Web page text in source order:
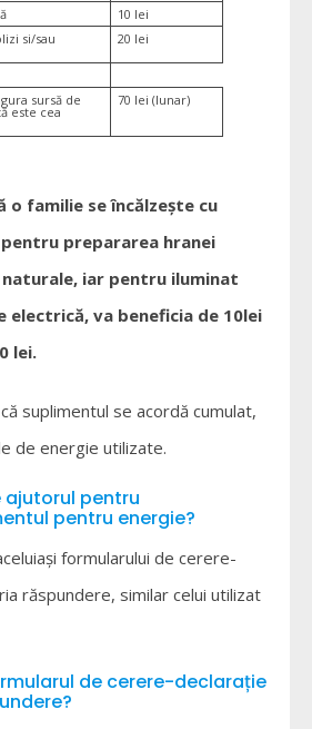
10 lei
si/sau
20 lei
sursă de
este cea
70 lei (lunar)
o familie se încălzește cu
prepararea hranei
iar pentru iluminat
electrică, va beneficia de 10lei
lei.
suplimentul se acordă cumulat,
de energie utilizate.
pentru
pentru energie?
formularului de cerere-
răspundere, similar celui utilizat
de cerere-declarație